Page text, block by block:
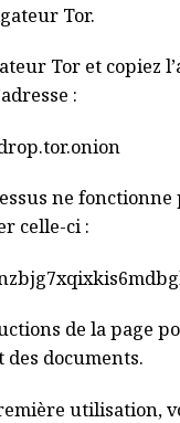
Tor.
Tor et copiez
:
ne fonctionne
celle-ci :
de la page
des documents.
utilisation,